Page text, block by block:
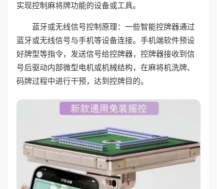
实现控制麻将牌功能的设备或工具。
蓝牙或无线信号控制原理：一些智能控牌器通过
蓝牙或无线信号与手机等设备连接。手机端软件预设
好牌型等指令，发送信号给控牌器，控牌器接收到信
号后驱动内部微型电机或机械结构，在麻将机洗牌、
码牌过程中进行干预，达到控牌目的。